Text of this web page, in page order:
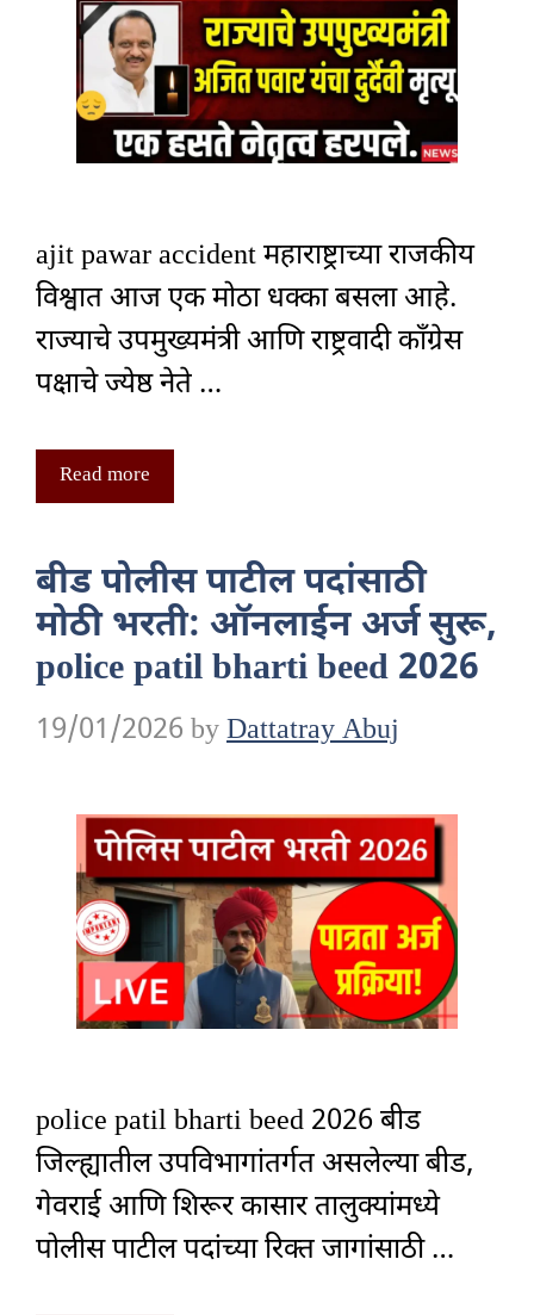
ajit pawar accident महाराष्ट्राच्या राजकीय
विश्वात आज एक मोठा धक्का बसला आहे.
राज्याचे उपमुख्यमंत्री आणि राष्ट्रवादी काँग्रेस
पक्षाचे ज्येष्ठ नेते …
Read more
बीड पोलीस पाटील पदांसाठी
मोठी भरती: ऑनलाईन अर्ज सुरू,
police patil bharti beed 2026
19/01/2026 byDattatray Abuj
police patil bharti beed 2026 बीड
जिल्ह्यातील उपविभागांतर्गत असलेल्या बीड,
गेवराई आणि शिरूर कासार तालुक्यांमध्ये
पोलीस पाटील पदांच्या रिक्त जागांसाठी …